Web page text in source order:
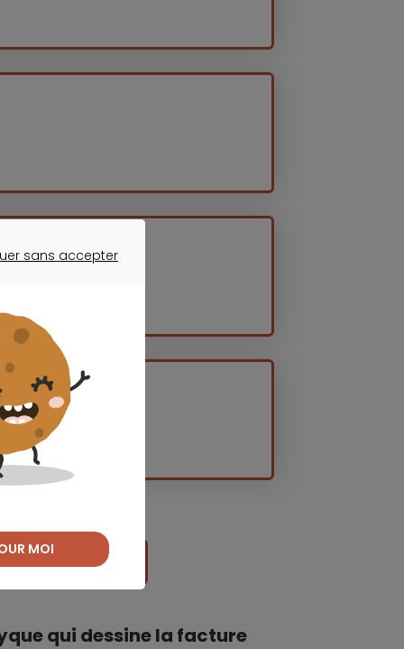
auto
qui dessine la facture
sans accepter
MOI